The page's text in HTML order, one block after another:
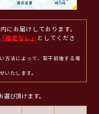
にお届けしております。
「指定なし」
としてくださ
方法によって、若干前後する場
いたします。
び頂けます。